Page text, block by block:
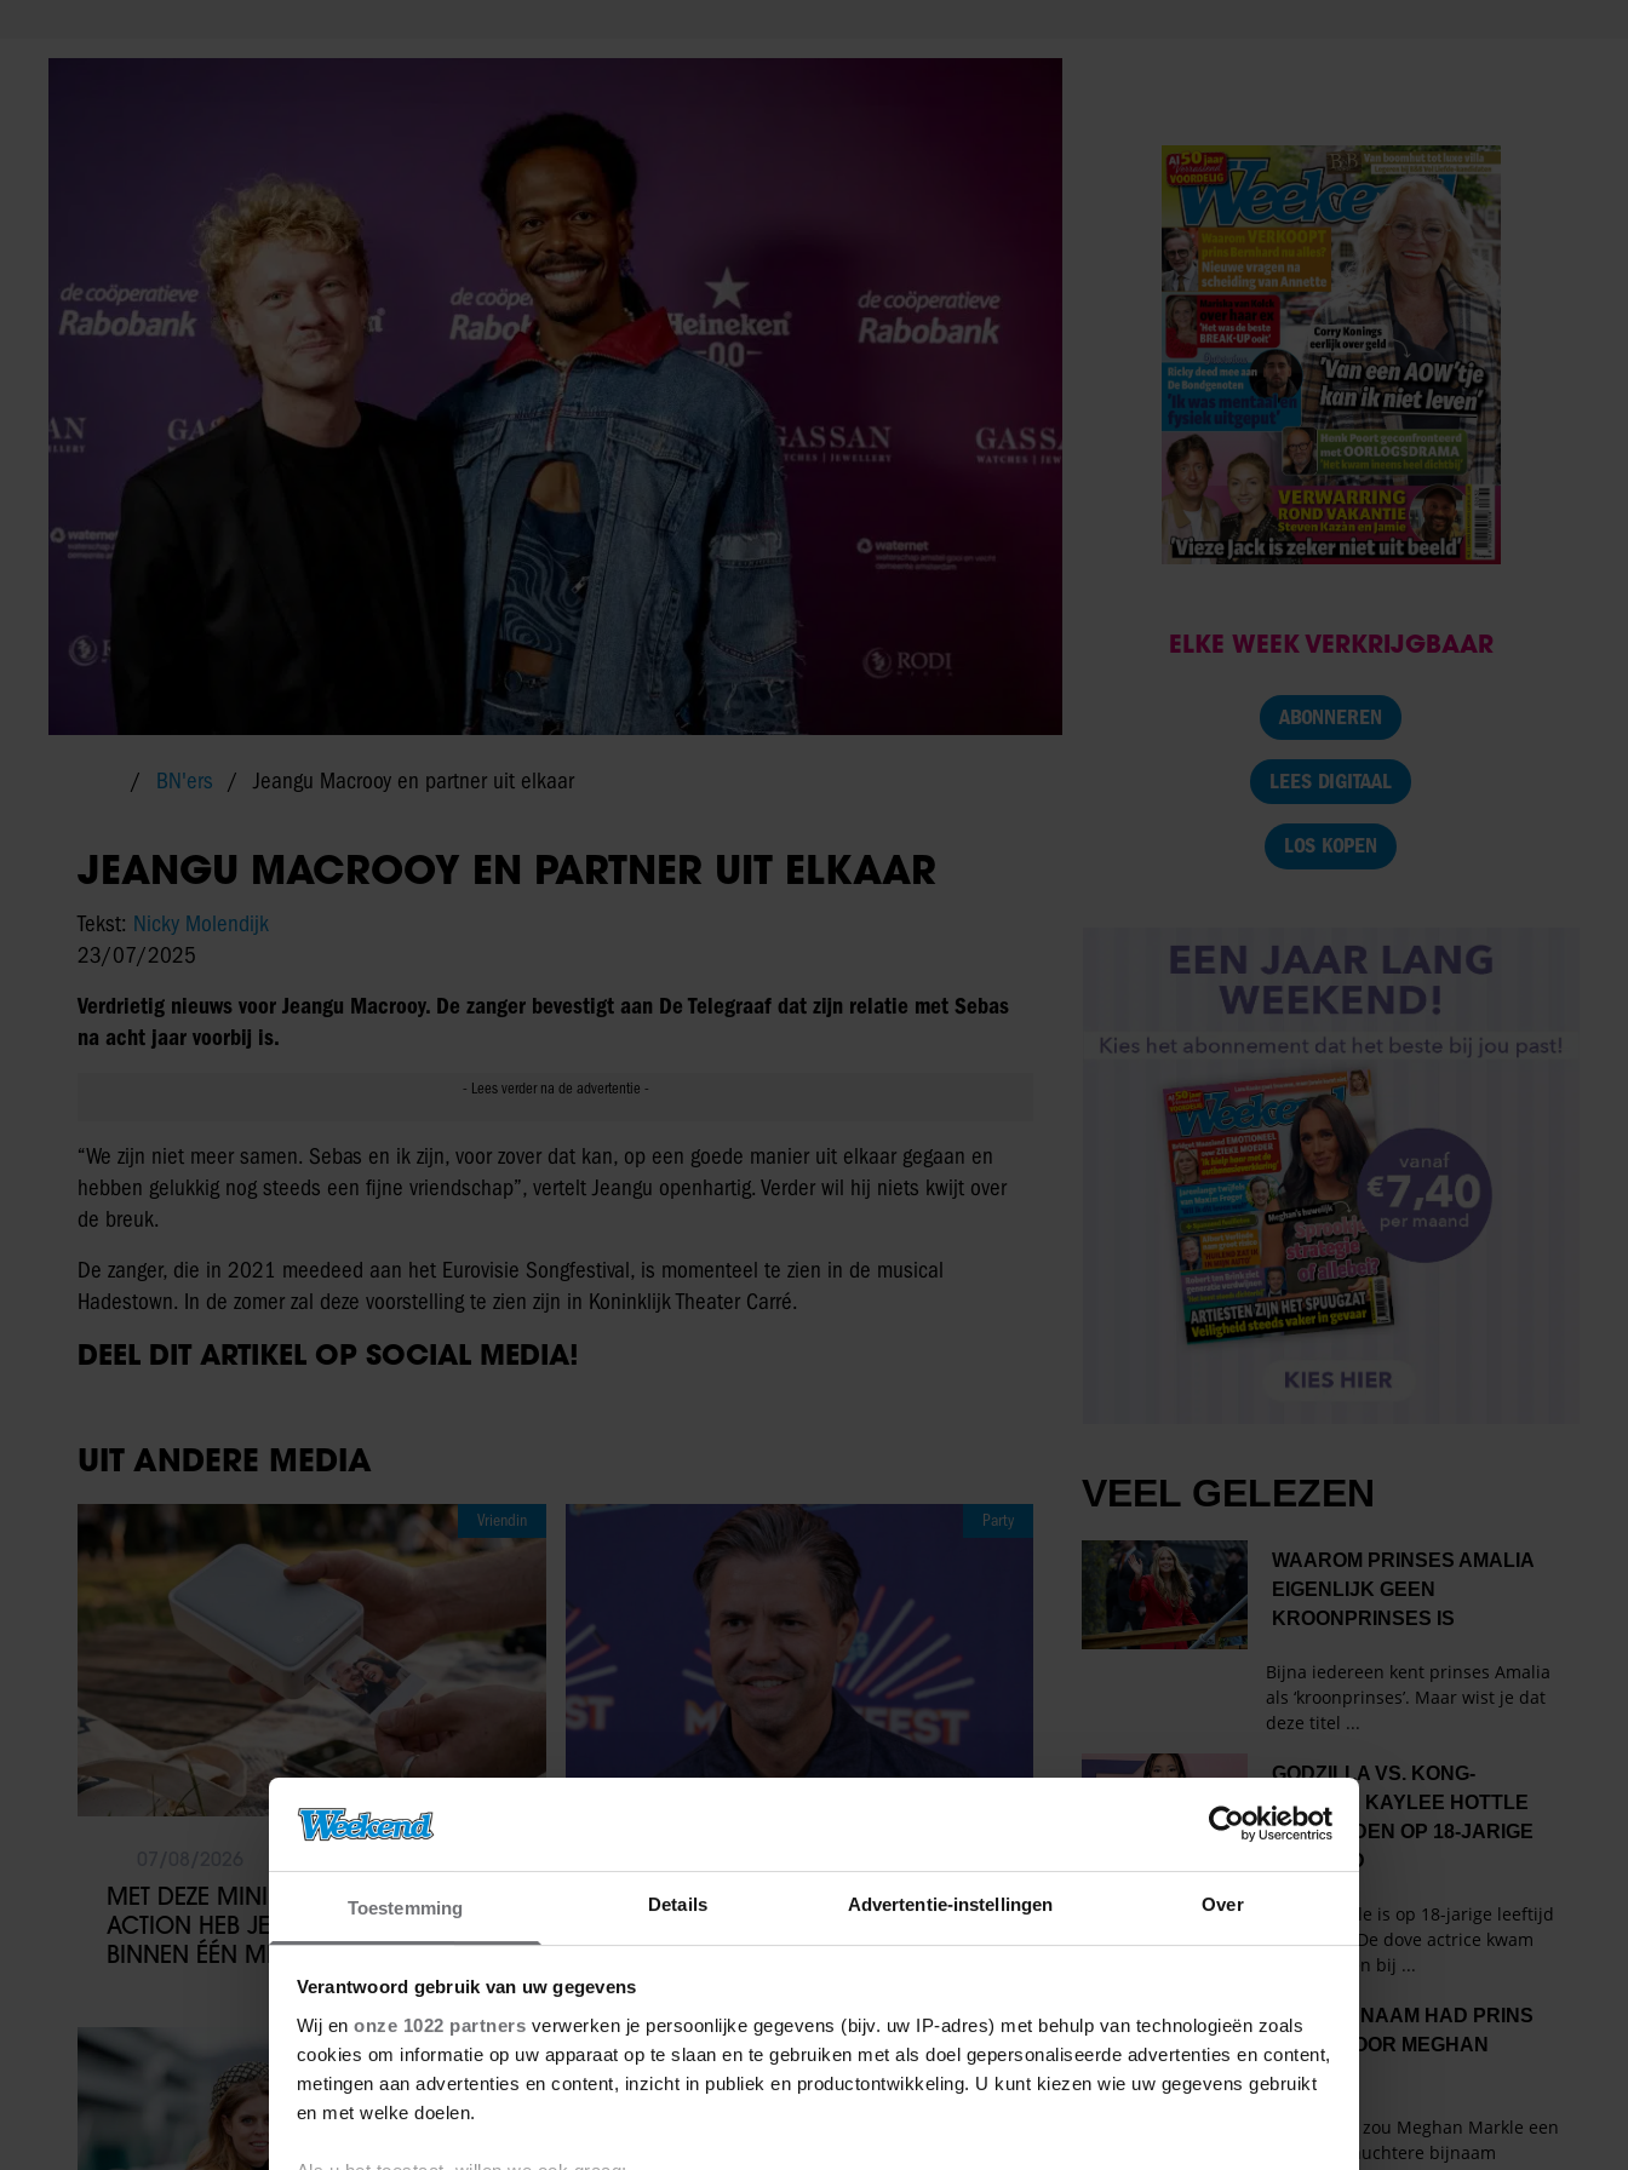
Toestemming Details Advertentie-instellingen Over
Verantwoord gebruik van uw gegevens
Wij en onze 1022 partners verwerken je persoonlijke gegevens (bijv. uw IP-adres) met behulp van technologieën zoals
cookies om informatie op uw apparaat op te slaan en te gebruiken met als doel gepersonaliseerde advertenties en content,
metingen aan advertenties en content, inzicht in publiek en productontwikkeling. U kunt kiezen wie uw gegevens gebruikt
en met welke doelen.
BN'ers Jeangu Macrooy en partner uit elkaar
JEANGU MACROOY EN PARTNER UIT ELKAAR
Tekst: Nicky Molendijk
23/07/2025
Verdrietig nieuws voor Jeangu Macrooy. De zanger bevestigt aan De Telegraaf dat zijn relatie met Sebas
na acht jaar voorbij is.
“We zijn niet meer samen. Sebas en ik zijn, voor zover dat kan, op een goede manier uit elkaar gegaan en
hebben gelukkig nog steeds een fijne vriendschap”, vertelt Jeangu openhartig. Verder wil hij niets kwijt over
de breuk.
De zanger, die in 2021 meedeed aan het Eurovisie Songfestival, is momenteel te zien in de musical
Hadestown. In de zomer zal deze voorstelling te zien zijn in Koninklijk Theater Carré.
DEEL DIT ARTIKEL OP SOCIAL MEDIA!
UIT ANDERE MEDIA
Vriendin
MET DEZE MINI FOTOPRINTER VAN
ACTION HEB JE JE FAVORIETE FOTO’S
BINNEN ÉÉN MINUUT IN HANDEN
Party
SIMON KEIZER BLIKT TERUG OP
WANDELEND HOOFD’
Weekend
ELKE WEEK VERKRIJGBAAR
ABONNEREN
LEES DIGITAAL
LOS KOPEN